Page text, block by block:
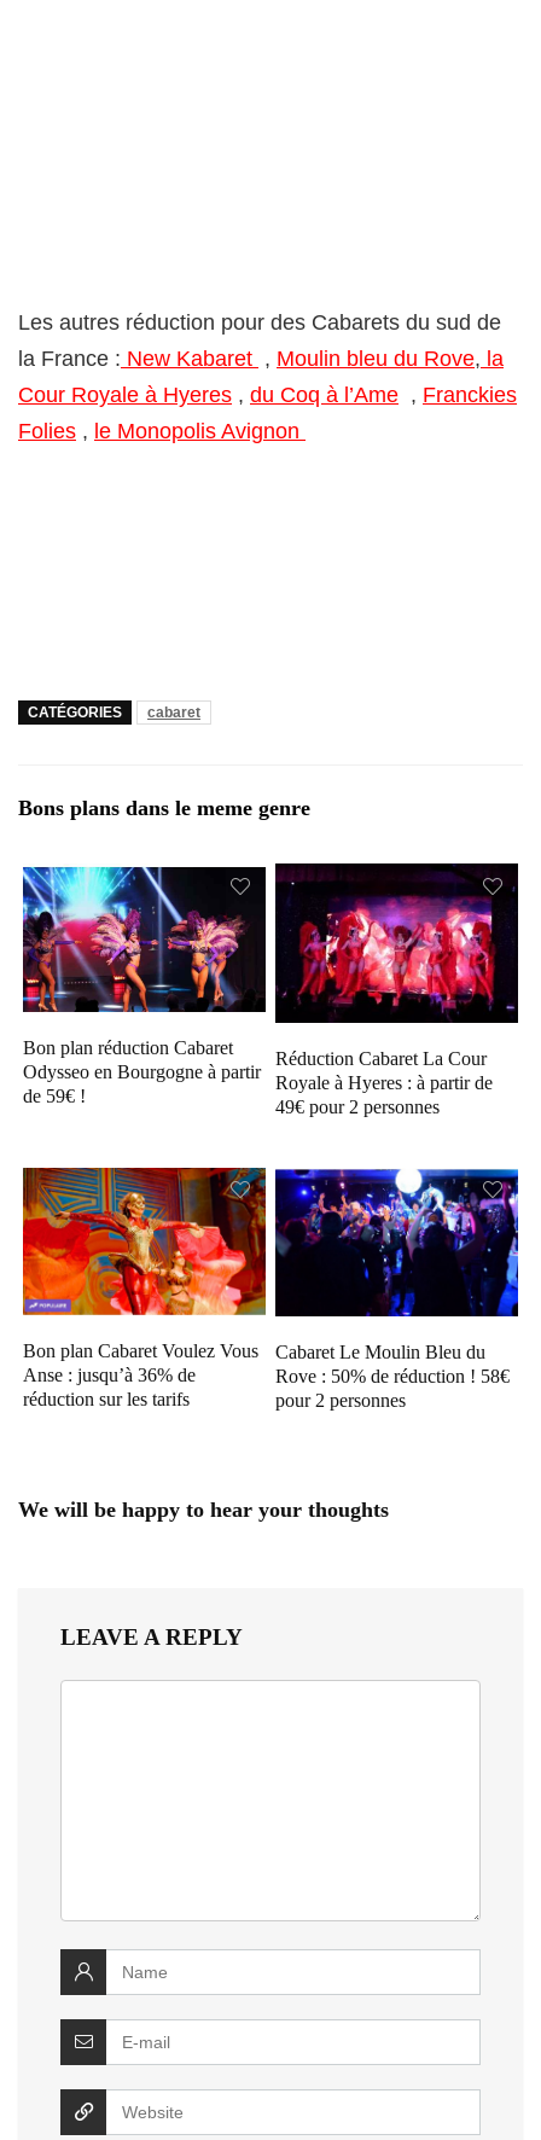
Les autres réduction pour des Cabarets du sud de
la France : New Kabaret , Moulin bleu du Rove, la
Cour Royale à Hyeres , du Coq à l’Ame , Franckies
Folies , le Monopolis Avignon
CATÉGORIES cabaret
Bons plans dans le meme genre
Bon plan réduction Cabaret
Odysseo en Bourgogne à partir
de 59€ !
Réduction Cabaret La Cour
Royale à Hyeres : à partir de
49€ pour 2 personnes
Bon plan Cabaret Voulez Vous
Anse : jusqu’à 36% de
réduction sur les tarifs
Cabaret Le Moulin Bleu du
Rove : 50% de réduction ! 58€
pour 2 personnes
We will be happy to hear your thoughts
LEAVE A REPLY